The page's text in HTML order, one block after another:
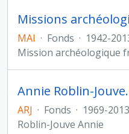
MAI · Fonds · 1942-
Mission archéologique
ARJ · Fonds · 1969-2013
Roblin-Jouve Annie